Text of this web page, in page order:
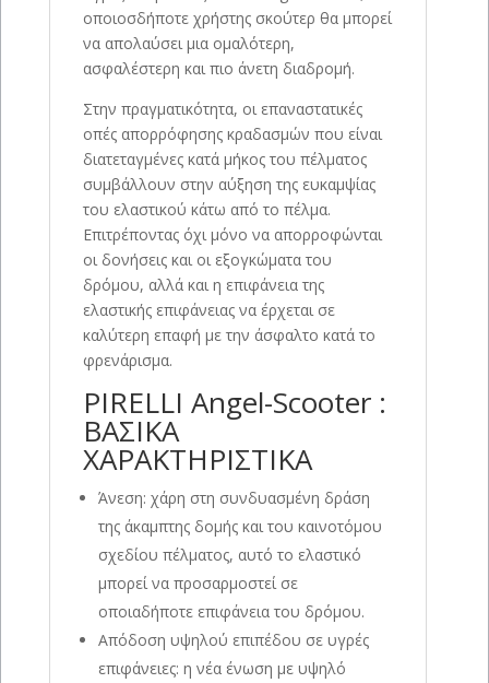
οποιοσδήποτε χρήστης σκούτερ θα μπορεί
να απολαύσει μια ομαλότερη,
ασφαλέστερη και πιο άνετη διαδρομή.
Στην πραγματικότητα, οι επαναστατικές
οπές απορρόφησης κραδασμών που είναι
διατεταγμένες κατά μήκος του πέλματος
συμβάλλουν στην αύξηση της ευκαμψίας
του ελαστικού κάτω από το πέλμα.
Επιτρέποντας όχι μόνο να απορροφώνται
οι δονήσεις και οι εξογκώματα του
δρόμου, αλλά και η επιφάνεια της
ελαστικής επιφάνειας να έρχεται σε
καλύτερη επαφή με την άσφαλτο κατά το
φρενάρισμα.
PIRELLI Angel-Scooter :
ΒΑΣΙΚΑ
ΧΑΡΑΚΤΗΡΙΣΤΙΚΑ
Άνεση: χάρη στη συνδυασμένη δράση
της άκαμπτης δομής και του καινοτόμου
σχεδίου πέλματος, αυτό το ελαστικό
μπορεί να προσαρμοστεί σε
οποιαδήποτε επιφάνεια του δρόμου.
Απόδοση υψηλού επιπέδου σε υγρές
επιφάνειες: η νέα ένωση με υψηλό